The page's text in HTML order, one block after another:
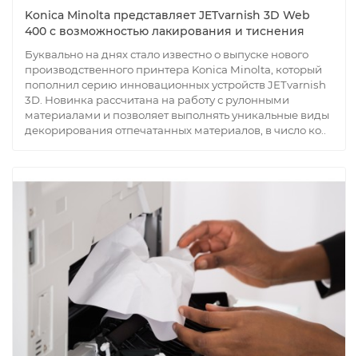
Konica Minolta представляет JETvarnish 3D Web
400 с возможностью лакирования и тиснения
Буквально на днях стало известно о выпуске нового
производственного принтера Konica Minolta, который
пополнил серию инновационных устройств JETvarnish
3D. Новинка рассчитана на работу с рулонными
материалами и позволяет выполнять уникальные виды
декорирования отпечатанных материалов, в число ко..